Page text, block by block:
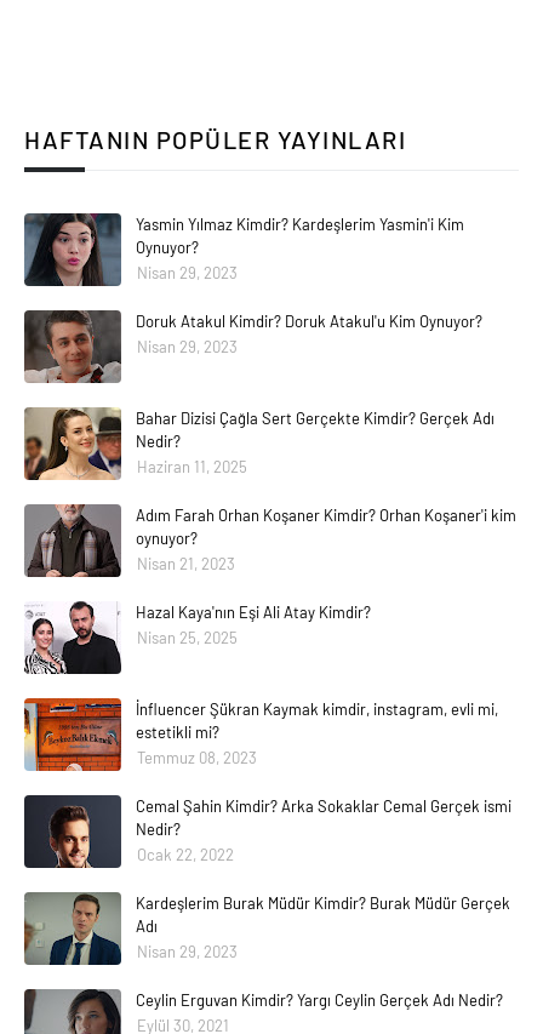
HAFTANIN POPÜLER YAYINLARI
Yasmin Yılmaz Kimdir? Kardeşlerim Yasmin'i Kim
Oynuyor?
Nisan 29, 2023
Doruk Atakul Kimdir? Doruk Atakul'u Kim Oynuyor?
Nisan 29, 2023
Bahar Dizisi Çağla Sert Gerçekte Kimdir? Gerçek Adı
Nedir?
Haziran 11, 2025
Adım Farah Orhan Koşaner Kimdir? Orhan Koşaner'i kim
oynuyor?
Nisan 21, 2023
Hazal Kaya'nın Eşi Ali Atay Kimdir?
Nisan 25, 2025
İnfluencer Şükran Kaymak kimdir, instagram, evli mi,
estetikli mi?
Temmuz 08, 2023
Cemal Şahin Kimdir? Arka Sokaklar Cemal Gerçek ismi
Nedir?
Ocak 22, 2022
Kardeşlerim Burak Müdür Kimdir? Burak Müdür Gerçek
Adı
Nisan 29, 2023
Ceylin Erguvan Kimdir? Yargı Ceylin Gerçek Adı Nedir?
Eylül 30, 2021